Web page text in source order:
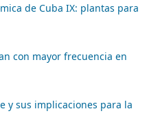
de Cuba IX: plantas para
con mayor frecuencia en
y sus implicaciones para la